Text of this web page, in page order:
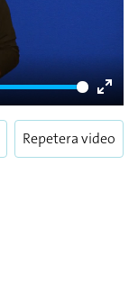
Enter
Repetera video